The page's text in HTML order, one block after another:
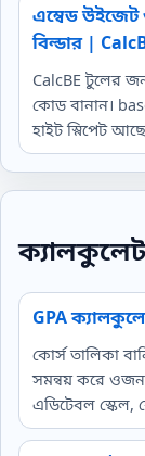
এম্বেড উইজেট
বিল্ডার |
CalcBE টুলের
কোড বানান।
হাইট স্নিপেট
GPA
কোর্স তালিকা
সমন্বয় করে
এডিটেবল স্কেল,